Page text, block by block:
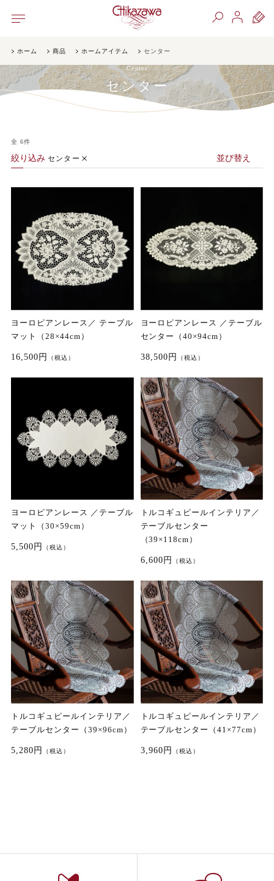
ホーム 商品 ホームアイテム センター
Center
センター
全 6件
絞り込み センター 並び替え
ヨーロピアンレース／ テーブル
マット（28×44cm）
16,500円 （税込）
ヨーロピアンレース ／テーブル
センター（40×94cm）
38,500円 （税込）
ヨーロピアンレース ／テーブル
マット（30×59cm）
5,500円 （税込）
トルコギュピールインテリア／
テーブルセンター
（39×118cm）
6,600円 （税込）
トルコギュピールインテリア／
テーブルセンター（39×96cm）
5,280円 （税込）
トルコギュピールインテリア／
テーブルセンター（41×77cm）
3,960円 （税込）